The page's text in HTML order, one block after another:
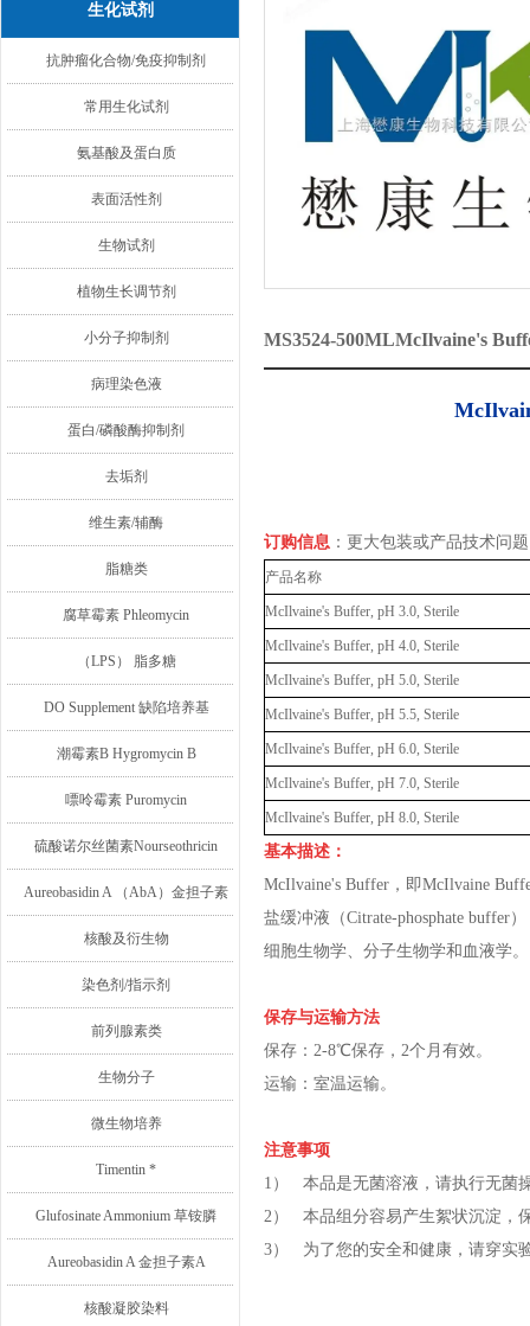
生化试剂
抗肿瘤化合物/免疫抑制剂
常用生化试剂
氨基酸及蛋白质
表面活性剂
生物试剂
植物生长调节剂
小分子抑制剂
病理染色液
蛋白/磷酸酶抑制剂
去垢剂
维生素/辅酶
脂糖类
腐草霉素 Phleomycin
（LPS） 脂多糖
DO Supplement 缺陷培养基
潮霉素B Hygromycin B
嘌呤霉素 Puromycin
硫酸诺尔丝菌素Nourseothricin
Aureobasidin A （AbA）金担子素
A
核酸及衍生物
染色剂/指示剂
前列腺素类
生物分子
微生物培养
Timentin *
Glufosinate Ammonium 草铵膦
Aureobasidin A 金担子素A
核酸凝胶染料
MS3524-500MLMcIlvaine's
订购信息 ：更大包装或产品技术问
产品名称
McIlvaine's Buffer, pH 3.0, Sterile
McIlvaine's Buffer, pH 4.0, Sterile
McIlvaine's Buffer, pH 5.0, Sterile
McIlvaine's Buffer, pH 5.5, Sterile
McIlvaine's Buffer, pH 6.0, Sterile
McIlvaine's Buffer, pH 7.0, Sterile
McIlvaine's Buffer, pH 8.0, Sterile
基本描述：
McIlvaine's Buffer，即McIlvaine
盐缓冲液（Citrate-phosphate buffer
细胞生物学、分子生物学和血液学。
保存与运输方法
保存：2-8℃保存，2个月有效。
运输：室温运输。
注意事项
1） 本品是无菌溶液，请执行无菌
2） 本品组分容易产生絮状沉淀，
3） 为了您的安全和健康，请穿实